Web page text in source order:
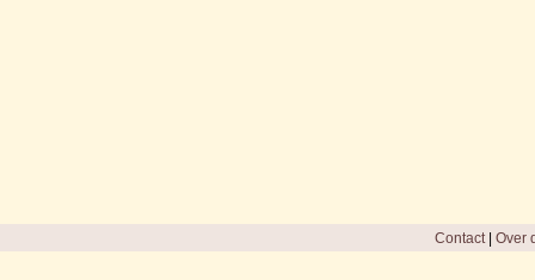
Contact| Over